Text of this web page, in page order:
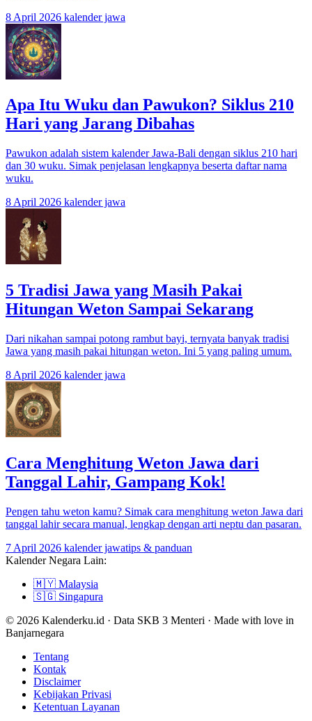
8 April 2026 kalender jawa
Apa Itu Wuku dan Pawukon? Siklus 210
Hari yang Jarang Dibahas
Pawukon adalah sistem kalender Jawa-Bali dengan siklus 210 hari
dan 30 wuku. Simak penjelasan lengkapnya beserta daftar nama
wuku.
8 April 2026 kalender jawa
5 Tradisi Jawa yang Masih Pakai
Hitungan Weton Sampai Sekarang
Dari nikahan sampai potong rambut bayi, ternyata banyak tradisi
Jawa yang masih pakai hitungan weton. Ini 5 yang paling umum.
8 April 2026 kalender jawa
Cara Menghitung Weton Jawa dari
Tanggal Lahir, Gampang Kok!
Pengen tahu weton kamu? Simak cara menghitung weton Jawa dari
tanggal lahir secara manual, lengkap dengan arti neptu dan pasaran.
7 April 2026 kalender jawatips & panduan
Kalender Negara Lain:
🇲🇾 Malaysia
🇸🇬 Singapura
© 2026 Kalenderku.id · Data SKB 3 Menteri · Made with love in
Banjarnegara
Tentang
Kontak
Disclaimer
Kebijakan Privasi
Ketentuan Layanan